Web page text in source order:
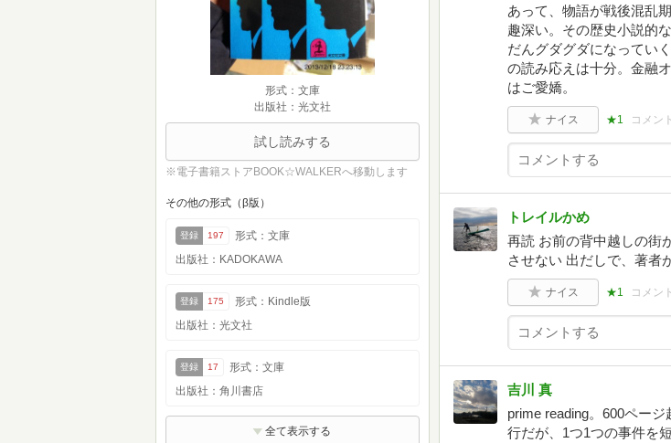
形式：文庫
出版社：光文社
試し読みする
※電子書籍ストアBOOK☆WALKERへ移動します
その他の形式（β版）
登録 197
形式：文庫
出版社：KADOKAWA
登録 175
形式：Kindle版
出版社：光文社
登録 17
形式：文庫
出版社：角川書店
全て表示する
あって、物語が戦後混乱
趣深い。その歴史小説的
だんグダグダになってい
の読み応えは十分。金融
はご愛嬌。
ナイス ★1 コメン
トレイルかめ
再読 お前の背中越しの街
させない 出だしで、著者
ナイス ★1 コメン
吉川 真
prime reading。600ペー
行だが、1つ1つの事件を